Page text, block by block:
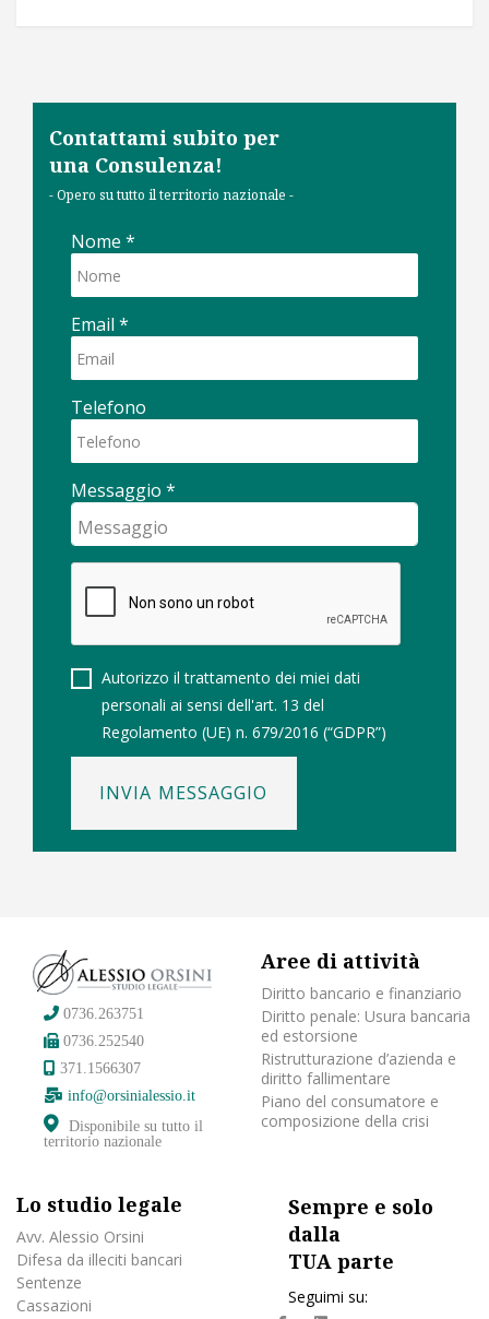
Contattami subito per
una Consulenza!
- Opero su tutto il territorio nazionale -
Nome *
Email *
Telefono
Messaggio *
Autorizzo il trattamento dei miei dati
personali ai sensi dell'art. 13 del
Regolamento (UE) n. 679/2016 (“GDPR”)
INVIA MESSAGGIO
0736.263751
0736.252540
371.1566307
info@orsinialessio.it
Disponibile su tutto il
territorio nazionale
Aree di attività
Diritto bancario e finanziario
Diritto penale: Usura bancaria
ed estorsione
Ristrutturazione d’azienda e
diritto fallimentare
Piano del consumatore e
composizione della crisi
Lo studio legale
Avv. Alessio Orsini
Difesa da illeciti bancari
Sentenze
Cassazioni
Sempre e solo
dalla
TUA parte
Seguimi su: